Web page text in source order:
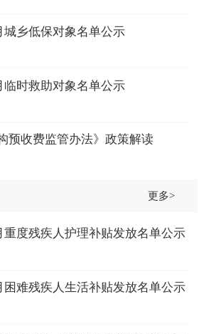
城乡低保对象名单公示
临时救助对象名单公示
预收费监管办法》政策解读
更多>
重度残疾人护理补贴发放名单公示
困难残疾人生活补贴发放名单公示